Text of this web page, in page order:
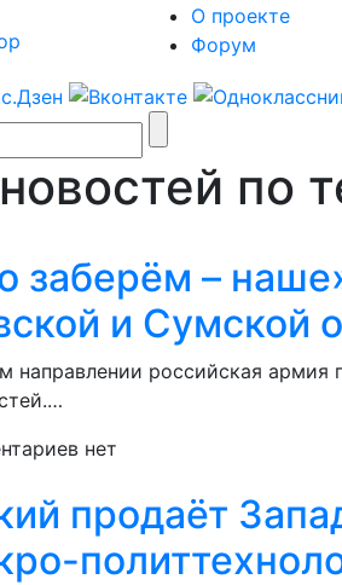
О проекте
Форум
по
заберём –
и Сумской
направлении российская
нет
продаёт